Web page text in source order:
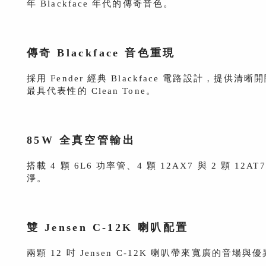
年 Blackface 年代的傳奇音色。
傳奇 Blackface 音色重現
採用 Fender 經典 Blackface 電路設計，提供清晰
最具代表性的 Clean Tone。
85W 全真空管輸出
搭載 4 顆 6L6 功率管、4 顆 12AX7 與 2 顆 12AT7
淨。
雙 Jensen C-12K 喇叭配置
兩顆 12 吋 Jensen C-12K 喇叭帶來寬廣的音場與